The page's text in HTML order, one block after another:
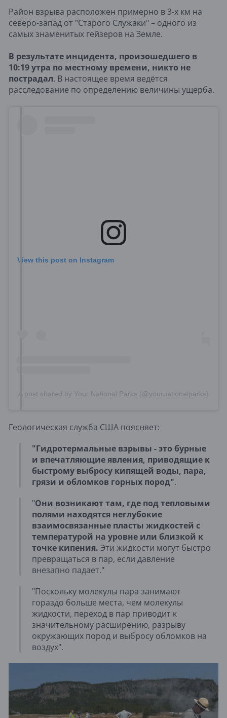
Район взрыва расположен примерно в 3-х км на
северо-запад от "Старого Служаки" – одного из
самых знаменитых гейзеров на Земле.
В результате инцидента, произошедшего в
10:19 утра по местному времени, никто не
пострадал. В настоящее время ведётся
расследование по определению величины ущерба.
View this post on Instagram
A post shared by Your National Parks (@yournationalparks)
Геологическая служба США поясняет:
"Гидротермальные взрывы - это бурные
и впечатляющие явления, приводящие к
быстрому выбросу кипящей воды, пара,
грязи и обломков горных пород".
"Они возникают там, где под тепловыми
полями находятся неглубокие
взаимосвязанные пласты жидкостей с
температурой на уровне или близкой к
точке кипения. Эти жидкости могут быстро
превращаться в пар, если давление
внезапно падает."
"Поскольку молекулы пара занимают
гораздо больше места, чем молекулы
жидкости, переход в пар приводит к
значительному расширению, разрыву
окружающих пород и выбросу обломков на
воздух".